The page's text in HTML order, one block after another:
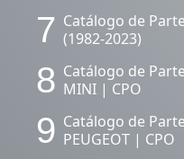
7 Catálogo de
(1982-2023)
8 Catálogo de
MINI | CPO
9 Catálogo de
PEUGEOT | CPO